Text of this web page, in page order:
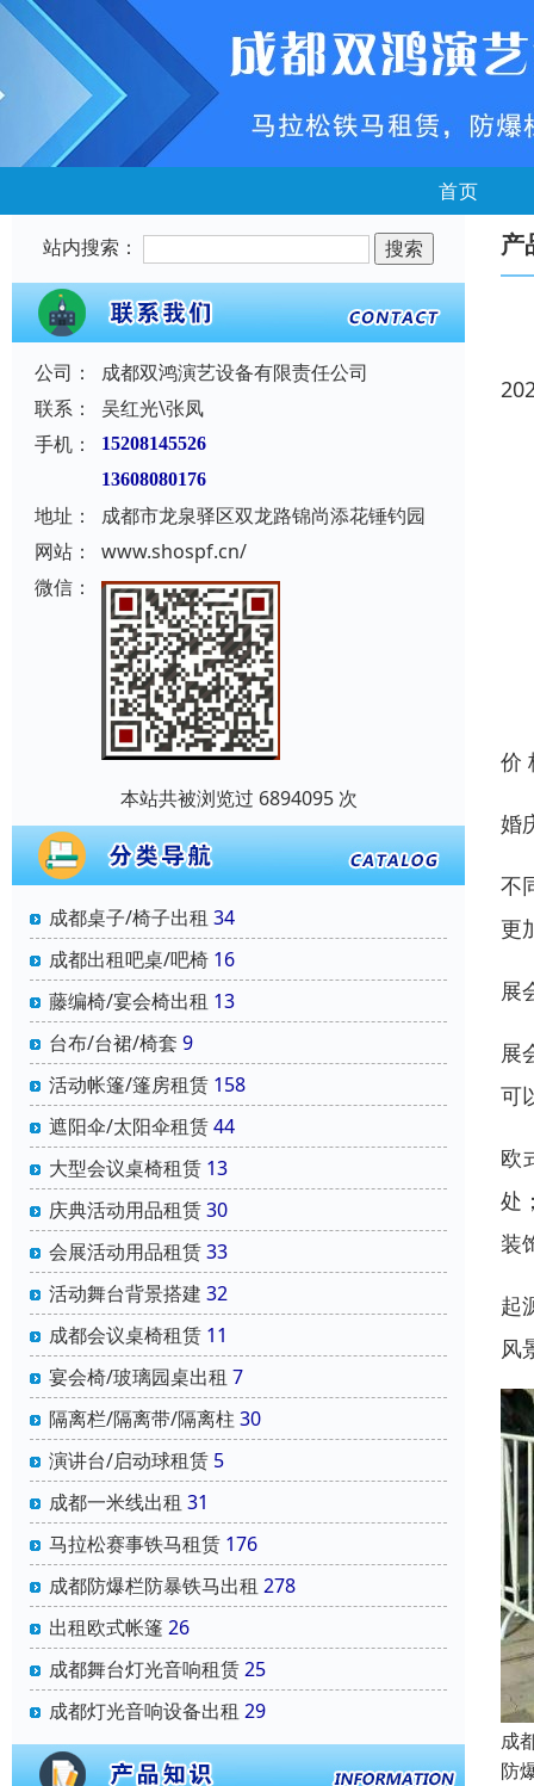
首页
站内搜索：
公司：
成都双鸿演艺设备有限责任公司
联系：
吴红光\张凤
手机：
15208145526
13608080176
地址：
成都市龙泉驿区双龙路锦尚添花锤钓园
网站：
www.shospf.cn/
微信：
本站共被浏览过 6894095 次
成都桌子/椅子出租 34
成都出租吧桌/吧椅 16
藤编椅/宴会椅出租 13
台布/台裙/椅套 9
活动帐篷/篷房租赁 158
遮阳伞/太阳伞租赁44
大型会议桌椅租赁 13
庆典活动用品租赁30
会展活动用品租赁33
活动舞台背景搭建 32
成都会议桌椅租赁 11
宴会椅/玻璃园桌出租 7
隔离栏/隔离带/隔离柱 30
演讲台/启动球租赁 5
成都一米线出租 31
马拉松赛事铁马租赁 176
成都防爆栏防暴铁马出租 278
出租欧式帐篷 26
成都舞台灯光音响租赁25
成都灯光音响设备出租 29
产
价
婚
不
更
展
展
可
欧
处
装
起
风
成
防